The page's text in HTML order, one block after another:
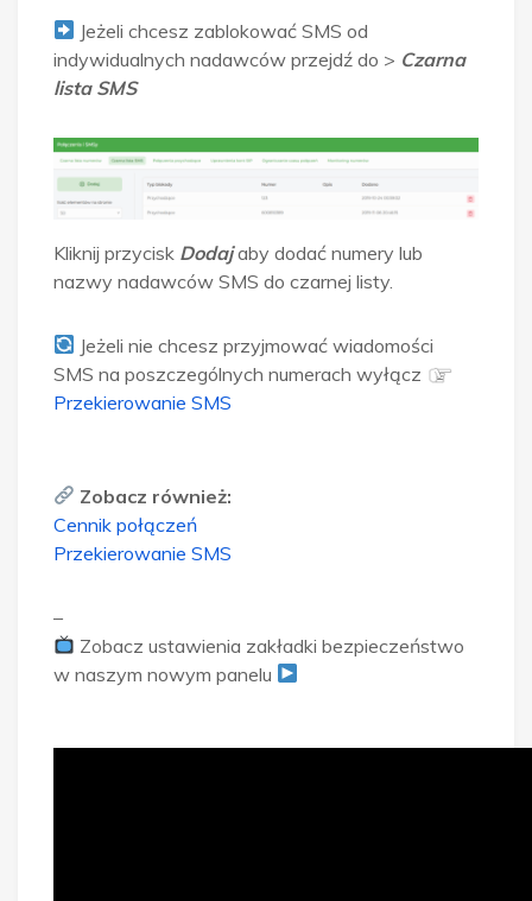
Jeżeli chcesz zablokować SMS od
indywidualnych nadawców przejdź do > Czarna
lista SMS
Kliknij przycisk Dodajaby dodać numery lub
nazwy nadawców SMS do czarnej listy.
Jeżeli nie chcesz przyjmować wiadomości
SMS na poszczególnych numerach wyłącz
Przekierowanie SMS
Zobacz również:
Cennik połączeń
Przekierowanie SMS
–
Zobacz ustawienia zakładki bezpieczeństwo
w naszym nowym panelu